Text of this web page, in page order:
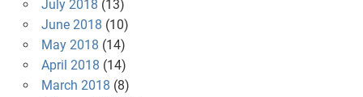
July 2018 (13)
June 2018 (10)
May 2018 (14)
April 2018 (14)
March 2018 (8)